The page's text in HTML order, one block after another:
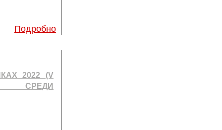
Подробно
2022 (V